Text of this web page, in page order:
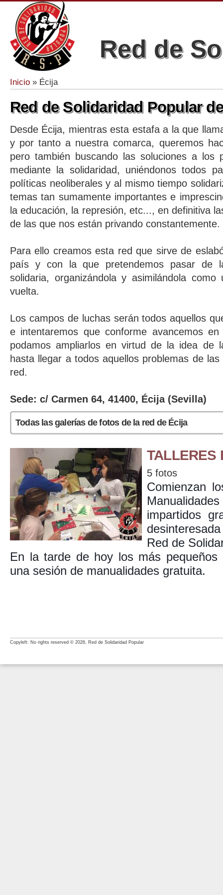
Red de
Se encuentra usted aquí
Inicio » Écija
Red de Solidaridad Popular
Desde Écija, mientras esta estafa a la que
y por tanto a nuestra comarca, queremos
pero también buscando las soluciones a los
mediante la solidaridad, uniéndonos todos
políticas neoliberales y al mismo tiempo
temas tan sumamente importantes e
la educación, la represión, etc..., en definitiva
de las que nos están privando constantemente.
Para ello creamos esta red que sirve de
país y con la que pretendemos pasar de
solidaria, organizándola y asimilándola
vuelta.
Los campos de luchas serán todos aquellos
e intentaremos que conforme avancemos
podamos ampliarlos en virtud de la idea de
hasta llegar a todos aquellos problemas de
red.
Sede: c/ Carmen 64, 41400, Écija (Sevilla)
Todas las galerías de fotos de la red de Écija
TALLERES
5 fotos
Comienzan
impartidos
Red de
En la tarde de hoy los más pequeños
una sesión de manualidades gratuita.
Copyleft: No rights reserved © 2026, Red de Solidaridad Popular